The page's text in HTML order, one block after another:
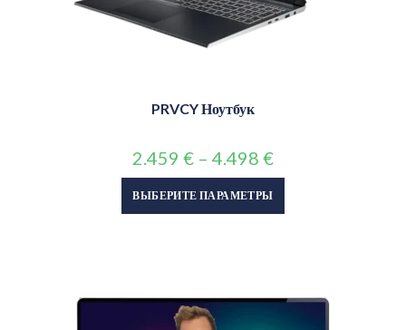
PRVCY Ноутбук
2.459 € – 4.498 €
ВЫБЕРИТЕ ПАРАМЕТРЫ